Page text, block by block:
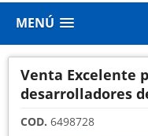
MENÚ
Venta Excelente
desarrolladores
COD. 6498728